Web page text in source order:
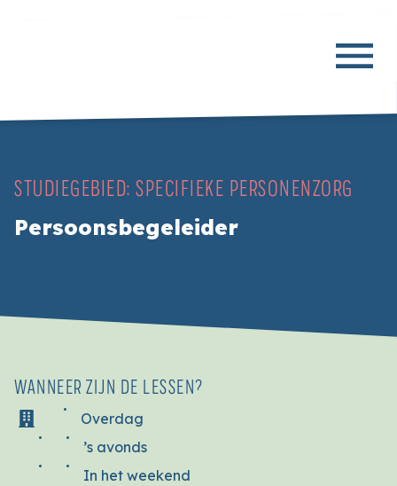
STUDIEGEBIED: SPECIFIEKE PERSONENZORG
Persoonsbegeleider
WANNEER ZIJN DE LESSEN?
Overdag
’s avonds
In het weekend